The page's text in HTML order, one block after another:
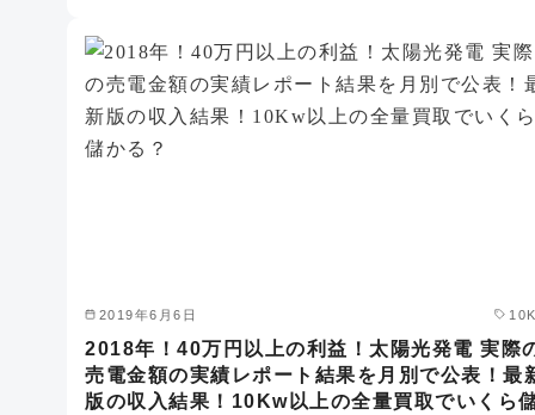
2019年6月6日
2018年！40万円以上の利益！太陽光発電 実際
売電金額の実績レポート結果を月別で公表！最
版の収入結果！10Kw以上の全量買取でいくら